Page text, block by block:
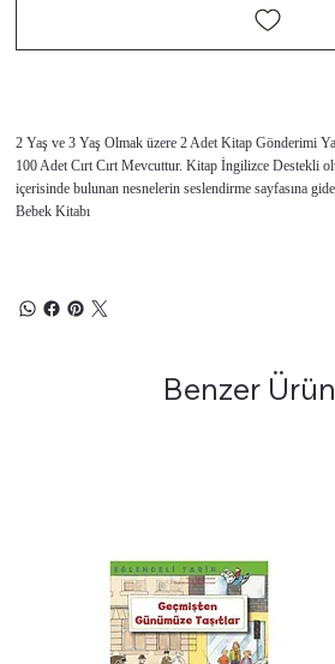
2 Yaş ve 3 Yaş Olmak üzere 2 Adet Kitap Gönderimi
100 Adet Cırt Cırt Mevcuttur. Kitap İngilizce Destekli
içerisinde bulunan nesnelerin seslendirme sayfasına
Bebek Kitabı
Benzer